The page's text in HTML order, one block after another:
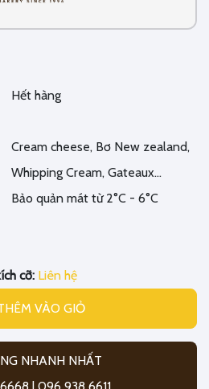
Hết hàng
Cream cheese, Bơ New zealand,
Whipping Cream, Gateaux...
Bảo quản mát từ 2°C - 6°C
cỡ: Liên hệ
VÀO GIỎ
NHANH NHẤT